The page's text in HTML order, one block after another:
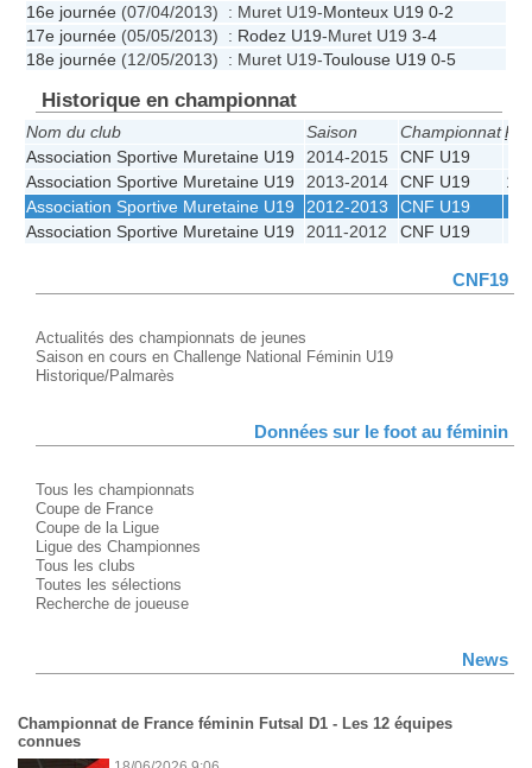
16e journée (07/04/2013) : Muret U19-Monteux U19 0-2
17e journée (05/05/2013) : Rodez U19-Muret U19 3-4
18e journée (12/05/2013) : Muret U19-Toulouse U19 0-5
Historique en championnat
Nom du club Saison Championnat
Association Sportive Muretaine U19
2014-2015 CNF U19
Association Sportive Muretaine U19
2013-2014 CNF U19
Association Sportive Muretaine U19
2012-2013 CNF U19
Association Sportive Muretaine U19
2011-2012 CNF U19
CNF19
Actualités des championnats de jeunes
Saison en cours en Challenge National Féminin U19
Historique/Palmarès
Données sur le foot au féminin
Tous les championnats
Coupe de France
Coupe de la Ligue
Ligue des Championnes
Tous les clubs
Toutes les sélections
Recherche de joueuse
News
Championnat de France féminin Futsal D1 - Les 12 équipes
connues